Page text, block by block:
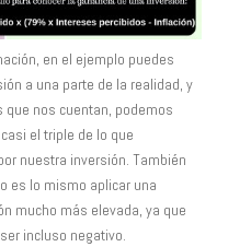
en el ejemplo puedes
a una parte de la realidad, y
nos cuentan, podemos
el triple de lo que
nuestra inversión. También
es lo mismo aplicar una
mucho más elevada, ya que
incluso negativo.